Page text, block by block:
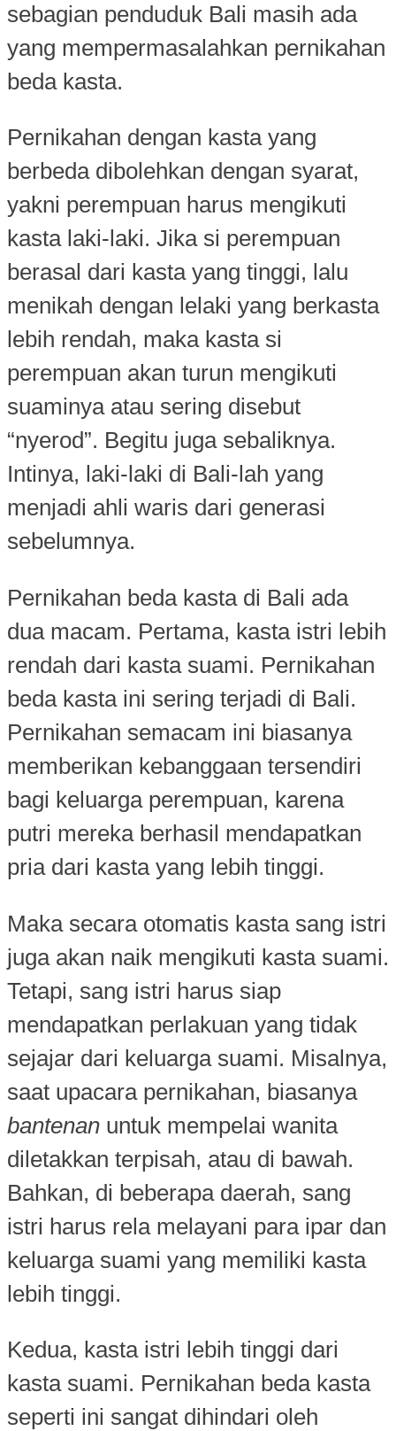
sebagian penduduk Bali masih ada
yang mempermasalahkan pernikahan
beda kasta.
Pernikahan dengan kasta yang
berbeda dibolehkan dengan syarat,
yakni perempuan harus mengikuti
kasta laki-laki. Jika si perempuan
berasal dari kasta yang tinggi, lalu
menikah dengan lelaki yang berkasta
lebih rendah, maka kasta si
perempuan akan turun mengikuti
suaminya atau sering disebut
“nyerod”. Begitu juga sebaliknya.
Intinya, laki-laki di Bali-lah yang
menjadi ahli waris dari generasi
sebelumnya.
Pernikahan beda kasta di Bali ada
dua macam. Pertama, kasta istri lebih
rendah dari kasta suami. Pernikahan
beda kasta ini sering terjadi di Bali.
Pernikahan semacam ini biasanya
memberikan kebanggaan tersendiri
bagi keluarga perempuan, karena
putri mereka berhasil mendapatkan
pria dari kasta yang lebih tinggi.
Maka secara otomatis kasta sang istri
juga akan naik mengikuti kasta suami.
Tetapi, sang istri harus siap
mendapatkan perlakuan yang tidak
sejajar dari keluarga suami. Misalnya,
saat upacara pernikahan, biasanya
bantenan untuk mempelai wanita
diletakkan terpisah, atau di bawah.
Bahkan, di beberapa daerah, sang
istri harus rela melayani para ipar dan
keluarga suami yang memiliki kasta
lebih tinggi.
Kedua, kasta istri lebih tinggi dari
kasta suami. Pernikahan beda kasta
seperti ini sangat dihindari oleh